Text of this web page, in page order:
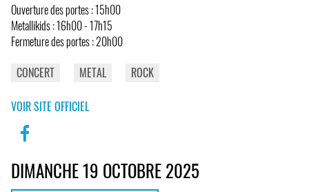
Ouverture des portes : 15h00
Metallikids : 16h00 - 17h15
Fermeture des portes : 20h00
CONCERT
METAL ROCK
VOIR SITE OFFICIEL
DIMANCHE 19 OCTOBRE 2025